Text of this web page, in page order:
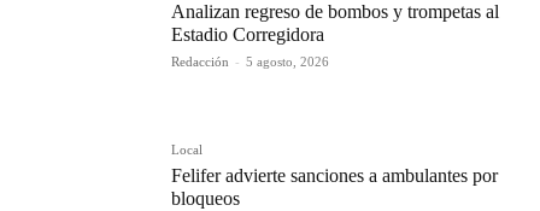
Analizan regreso de bombos y trompetas al
Estadio Corregidora
Redacción - 5 agosto, 2026
Local
Felifer advierte sanciones a ambulantes por
bloqueos